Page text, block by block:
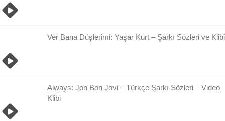
Ver Bana Düşlerimi: Yaşar Kurt – Şarkı Sözleri ve Klibi
Always: Jon Bon Jovi – Türkçe Şarkı Sözleri – Video
Klibi